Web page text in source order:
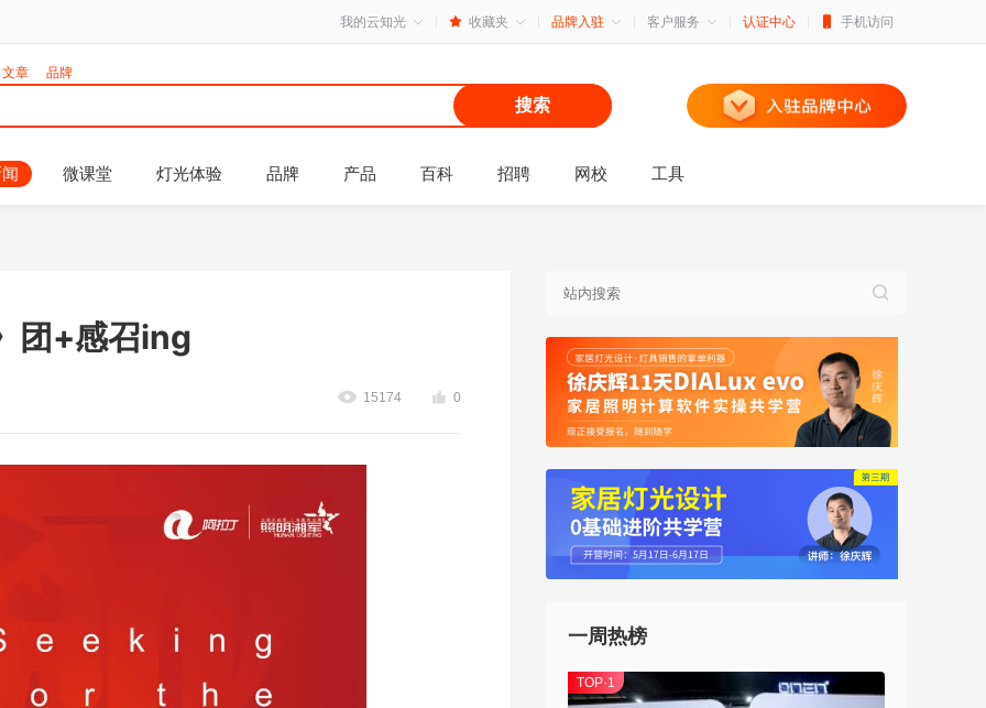
我的云知光 收藏夹 品牌入驻 客户服务 认证中心 手机访问
文章 品牌
搜索
微课堂 灯光体验 品牌 产品 百科 招聘 网校 工具
团+感召ing
15174 0
一周热榜
TOP·1